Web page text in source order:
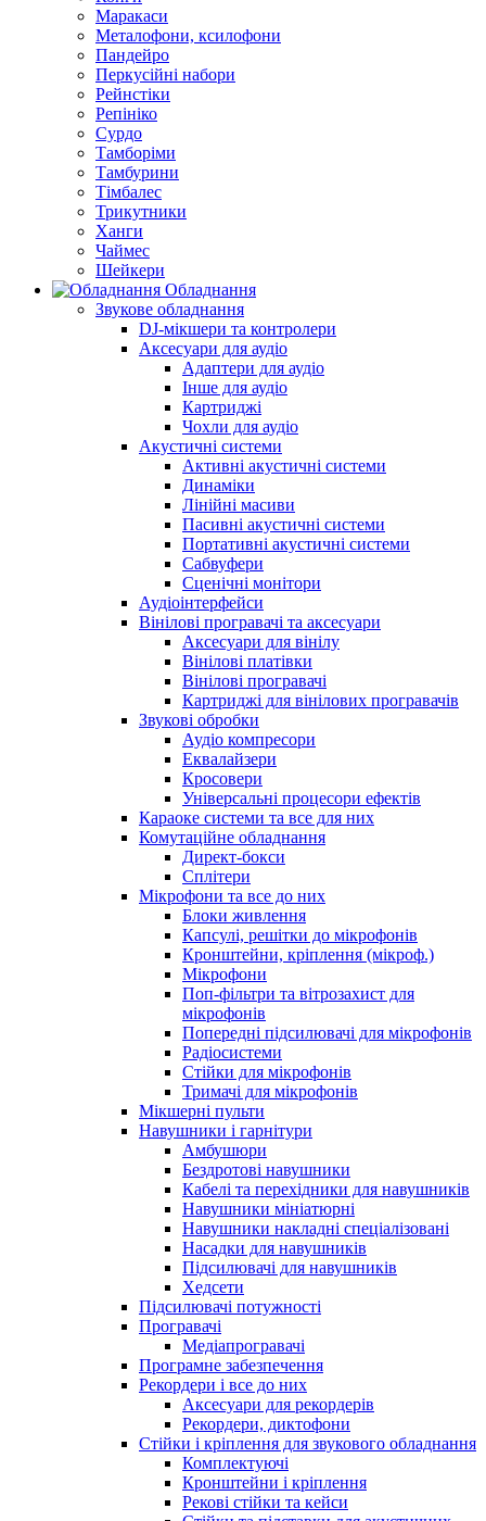
Маракаси
Металофони, ксилофони
Пандейро
Перкусійні набори
Рейнстіки
Репініко
Сурдо
Тамборіми
Тамбурини
Тімбалес
Трикутники
Ханги
Чаймес
Шейкери
Обладнання
Звукове обладнання
DJ-мікшери та контролери
Аксесуари для аудіо
Адаптери для аудіо
Інше для аудіо
Картриджі
Чохли для аудіо
Акустичні системи
Активні акустичні системи
Динаміки
Лінійні масиви
Пасивні акустичні системи
Портативні акустичні системи
Сабвуфери
Сценічні монітори
Аудіоінтерфейси
Вінілові програвачі та аксесуари
Аксесуари для вінілу
Вінілові платівки
Вінілові програвачі
Картриджі для вінілових програвачів
Звукові обробки
Аудіо компресори
Еквалайзери
Кросовери
Універсальні процесори ефектів
Караоке системи та все для них
Комутаційне обладнання
Директ-бокси
Сплітери
Мікрофони та все до них
Блоки живлення
Капсулі, решітки до мікрофонів
Кронштейни, кріплення (мікроф.)
Мікрофони
Поп-фільтри та вітрозахист для
мікрофонів
Попередні підсилювачі для мікрофонів
Радіосистеми
Стійки для мікрофонів
Тримачі для мікрофонів
Мікшерні пульти
Навушники і гарнітури
Амбушюри
Бездротові навушники
Кабелі та перехідники для навушників
Навушники мініатюрні
Навушники накладні спеціалізовані
Насадки для навушників
Підсилювачі для навушників
Хедсети
Підсилювачі потужності
Програвачі
Медіапрогравачі
Програмне забезпечення
Рекордери і все до них
Аксесуари для рекордерів
Рекордери, диктофони
Стійки і кріплення для звукового обладнання
Комплектуючі
Кронштейни і кріплення
Рекові стійки та кейси